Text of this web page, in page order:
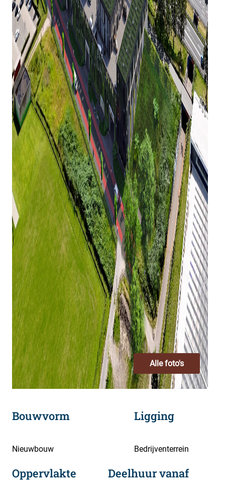
Alle foto's
Bouwvorm
Nieuwbouw
Ligging
Bedrijventerrein
Oppervlakte Deelhuur vanaf